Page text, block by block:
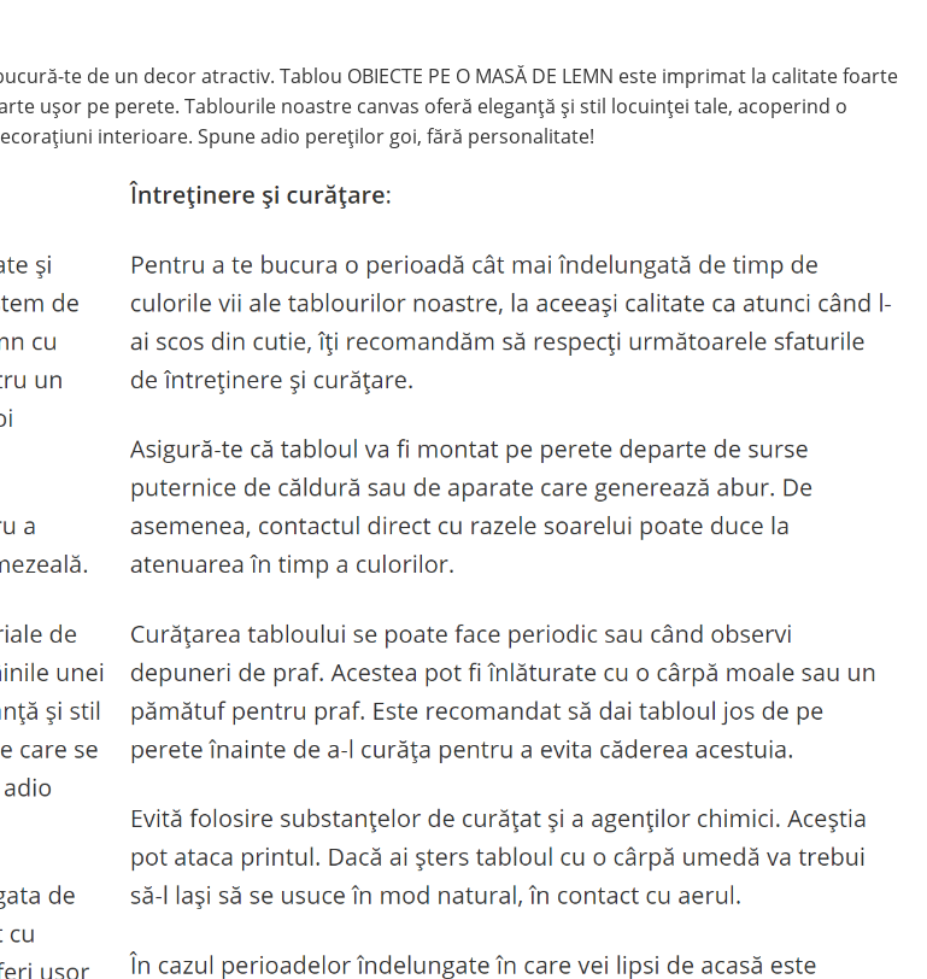
te de un decor atractiv. Tablou OBIECTE PE O MASĂ DE LEMN este imprimat la calitate foarte
ușor pe perete. Tablourile noastre canvas oferă eleganță și stil locuinței tale, acoperind o
interioare. Spune adio pereților goi, fără personalitate!